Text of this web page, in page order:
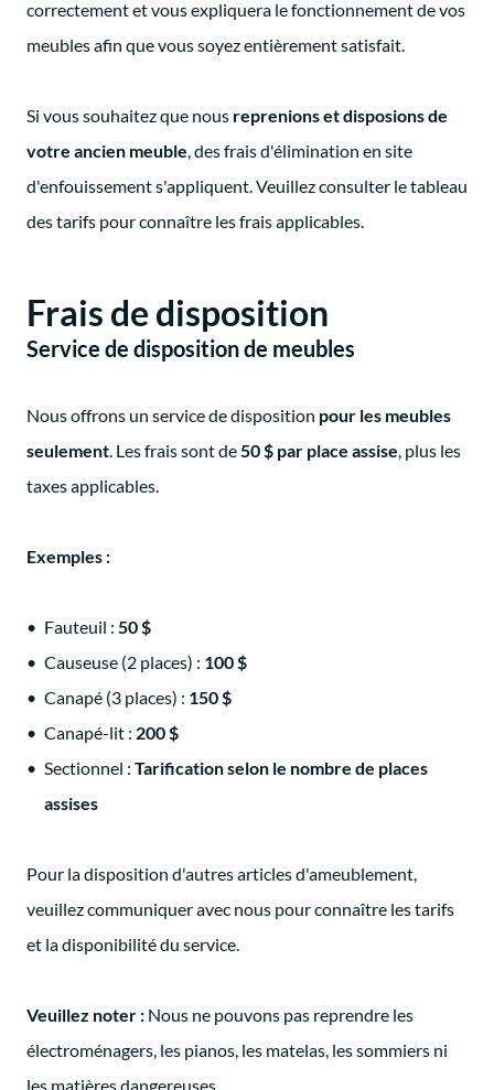
correctement et vous expliquera le fonctionnement de vos
meubles afin que vous soyez entièrement satisfait.
Si vous souhaitez que nous reprenions et disposions de
votre ancien meuble, des frais d'élimination en site
d'enfouissement s'appliquent. Veuillez consulter le tableau
des tarifs pour connaître les frais applicables.
Frais de disposition
Service de disposition de meubles
Nous offrons un service de disposition pour les meubles
seulement. Les frais sont de50 $ par place assise, plus les
taxes applicables.
Exemples :
Fauteuil : 50 $
Causeuse (2 places) : 100 $
Canapé (3 places) : 150 $
Canapé-lit : 200 $
Sectionnel : Tarification selon le nombre de places
assises
Pour la disposition d'autres articles d'ameublement,
veuillez communiquer avec nous pour connaître les tarifs
et la disponibilité du service.
Veuillez noter : Nous ne pouvons pas reprendre les
électroménagers, les pianos, les matelas, les sommiers ni
les matières dangereuses.